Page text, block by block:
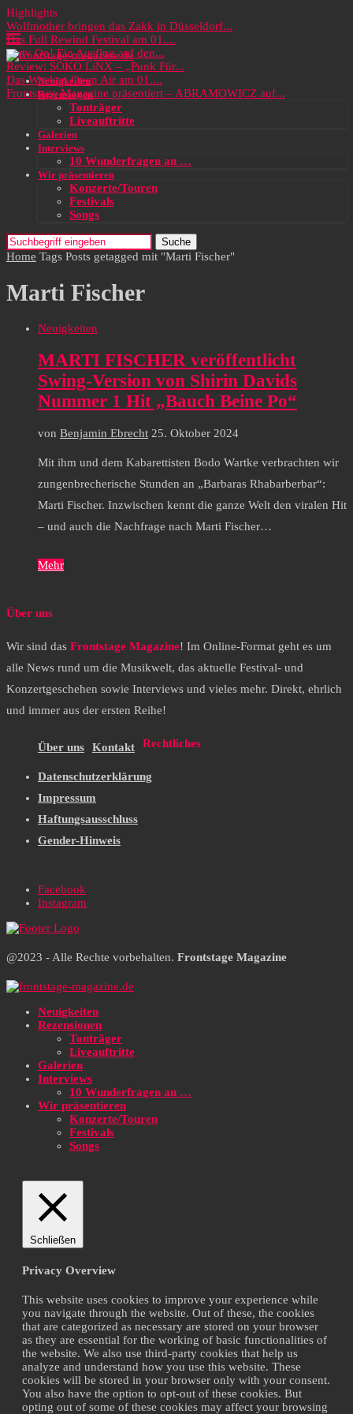
Highlights
Wolfmother bringen das Zakk in Düsseldorf...
Das Full Rewind Festival am 01....
Party On! Ein Ausflug auf den...
Review: SOKO LiNX – „Punk Für...
Das Wacken Open Air am 01....
Frontstage Magazine präsentiert – ABRAMOWICZ auf...
Neuigkeiten
Rezensionen
Tonträger
Liveauftritte
Galerien
Interviews
10 Wunderfragen an …
Wir präsentieren
Konzerte/Touren
Festivals
Songs
Suche
Home Tags Posts getagged mit "Marti Fischer"
Marti Fischer
Neuigkeiten
MARTI FISCHER veröffentlicht
Swing-Version von Shirin Davids
Nummer 1 Hit „Bauch Beine Po“
von Benjamin Ebrecht 25. Oktober 2024
Mit ihm und dem Kabarettisten Bodo Wartke verbrachten wir
zungenbrecherische Stunden an „Barbaras Rhabarberbar“:
Marti Fischer. Inzwischen kennt die ganze Welt den viralen Hit
– und auch die Nachfrage nach Marti Fischer…
Mehr
Über uns
Wir sind das Frontstage Magazine! Im Online-Format geht es um
alle News rund um die Musikwelt, das aktuelle Festival- und
Konzertgeschehen sowie Interviews und vieles mehr. Direkt, ehrlich
und immer aus der ersten Reihe!
Über uns Kontakt Rechtliches
Datenschutzerklärung
Impressum
Haftungsausschluss
Gender-Hinweis
Facebook
Instagram
@2023 - Alle Rechte vorbehalten. Frontstage Magazine
Neuigkeiten
Rezensionen
Tonträger
Liveauftritte
Galerien
Interviews
10 Wunderfragen an …
Wir präsentieren
Konzerte/Touren
Festivals
Songs
Schließen
Privacy Overview
This website uses cookies to improve your experience while
you navigate through the website. Out of these, the cookies
that are categorized as necessary are stored on your browser
as they are essential for the working of basic functionalities of
the website. We also use third-party cookies that help us
analyze and understand how you use this website. These
cookies will be stored in your browser only with your consent.
You also have the option to opt-out of these cookies. But
opting out of some of these cookies may affect your browsing